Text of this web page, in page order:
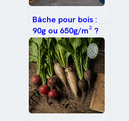
Bâche pour bois :
90g ou 650g/m² ?
Le guide pour
choisir la résistance
adaptée